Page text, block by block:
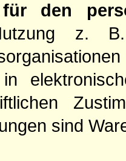
den
z.
in
sind